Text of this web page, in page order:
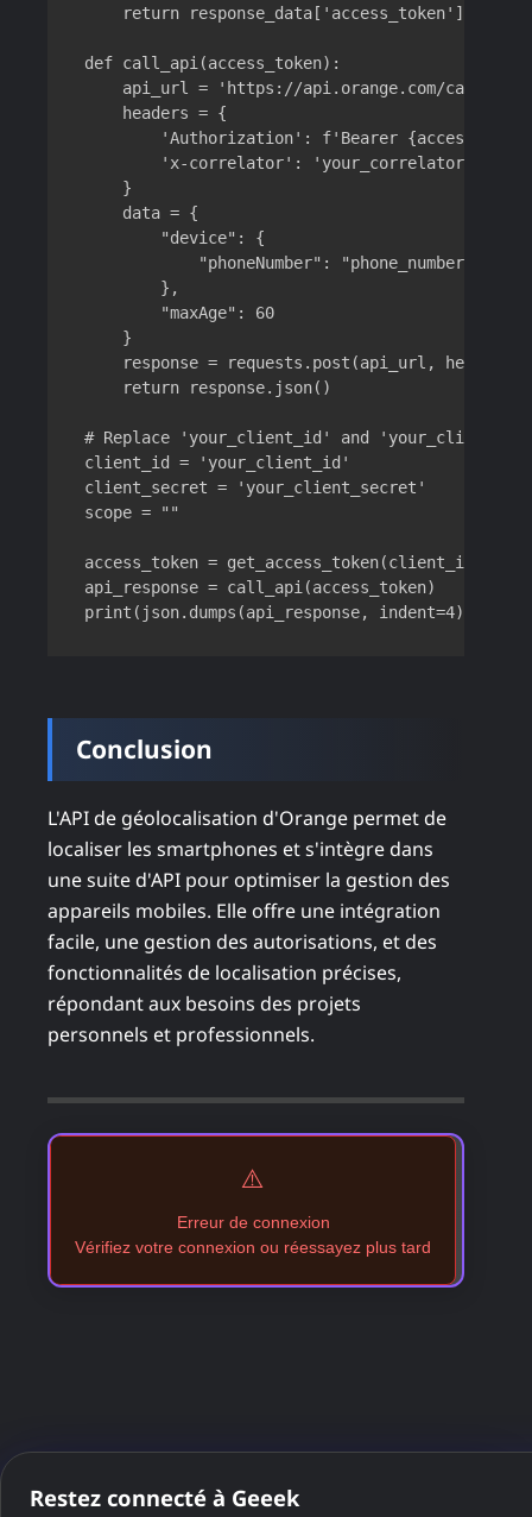
    return response_data['access_token']
def call_api(access_token):
api_url = 'https://api.orange.com/camara/
    headers = {
'Authorization': f'Bearer
        'x-correlator': 'your_correlator'
    }
    data = {
        "device": {
            "phoneNumber": "phone_number_test"
        },
        "maxAge": 60
    }
response = requests.post(api_url,
    return response.json()
# Replace 'your_client_id' and
client_id = 'your_client_id'
client_secret = 'your_client_secret'
scope = ""
access_token = get_access_token(client_id,
api_response = call_api(access_token)
Conclusion
L'API de géolocalisation d'Orange permet de
localiser les smartphones et s'intègre dans
une suite d'API pour optimiser la gestion des
appareils mobiles. Elle offre une intégration
facile, une gestion des autorisations, et des
fonctionnalités de localisation précises,
répondant aux besoins des projets
personnels et professionnels.
⚠️
Erreur de connexion
Vérifiez votre connexion ou réessayez plus tard
PARTAGER CET ARTICLE
Restez connecté à Geeek